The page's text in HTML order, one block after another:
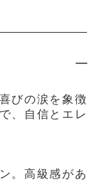
びの涙を象徴
、自信とエレ
。高級感があ